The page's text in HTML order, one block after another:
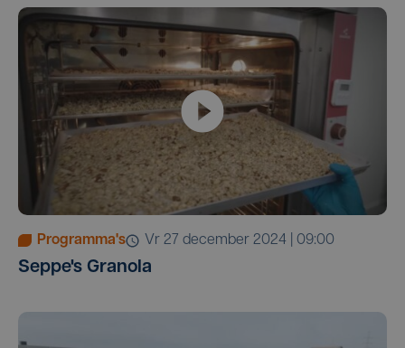
Programma's vr 27 december 2024 | 09:00
Seppe's Granola